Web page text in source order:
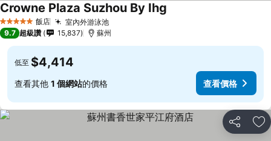
5 星級 飯店 室內外游泳池
Crowne Plaza Suzhou By Ihg
9.7 超級讚 15,837 蘇州
低至 $4,414
查看其他 1 個網站的價格 查看價格
分享 加